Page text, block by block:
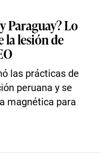
Paraguay? Lo
la lesión de
las prácticas de
peruana y se
magnética para